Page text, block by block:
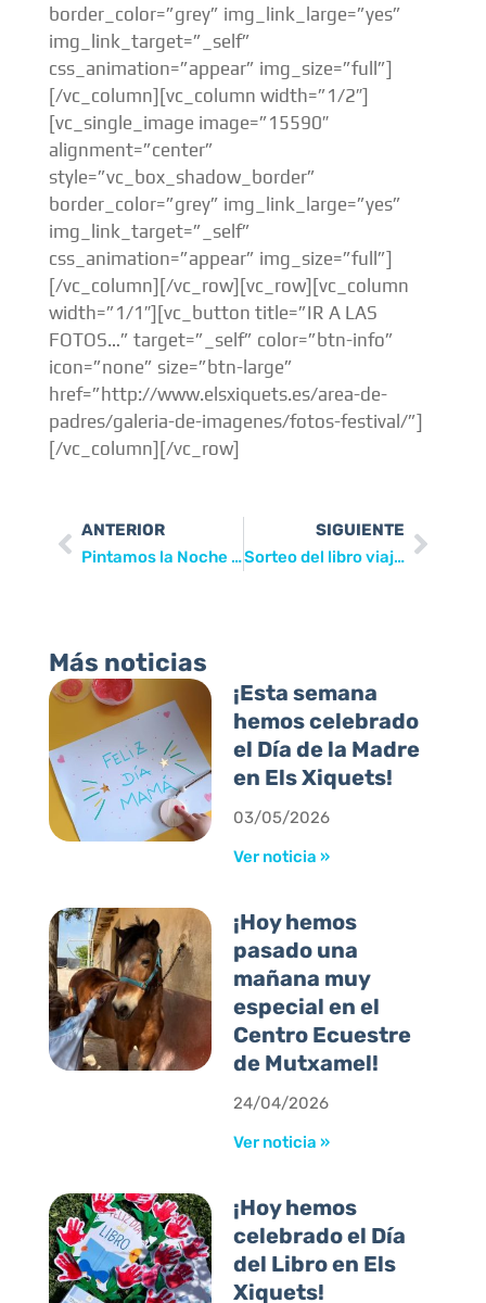
border_color=”grey” img_link_large=”yes”
img_link_target=”_self”
css_animation=”appear” img_size=”full”]
[/vc_column][vc_column width=”1/2″]
[vc_single_image image=”15590″
alignment=”center”
style=”vc_box_shadow_border”
border_color=”grey” img_link_large=”yes”
img_link_target=”_self”
css_animation=”appear” img_size=”full”]
[/vc_column][/vc_row][vc_row][vc_column
width=”1/1″][vc_button title=”IR A LAS
FOTOS…” target=”_self” color=”btn-info”
icon=”none” size=”btn-large”
href=”http://www.elsxiquets.es/area-de-
padres/galeria-de-imagenes/fotos-festival/”]
[/vc_column][/vc_row]
ANTERIOR
Pintamos la Noche estrellada de Van Gogh
SIGUIENTE
Sorteo del libro viajero
Más noticias
¡Esta semana
hemos celebrado
el Día de la Madre
en Els Xiquets!
03/05/2026
Ver noticia »
¡Hoy hemos
pasado una
mañana muy
especial en el
Centro Ecuestre
de Mutxamel!
24/04/2026
Ver noticia »
¡Hoy hemos
celebrado el Día
del Libro en Els
Xiquets!